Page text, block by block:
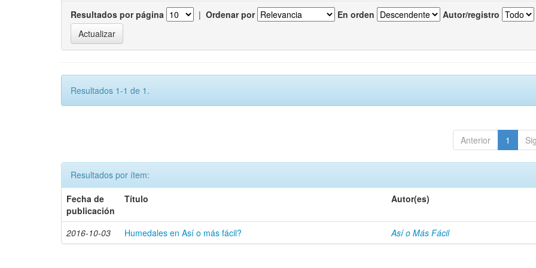
Resultados por página | Ordenar por En orden Autor/registro
Resultados 1-1 de 1.
Anterior 1
Resultados por ítem:
Fecha de
publicación
Título Autor(es)
2016-10-03 Humedales en Así o más fácil? Así o Más Fácil